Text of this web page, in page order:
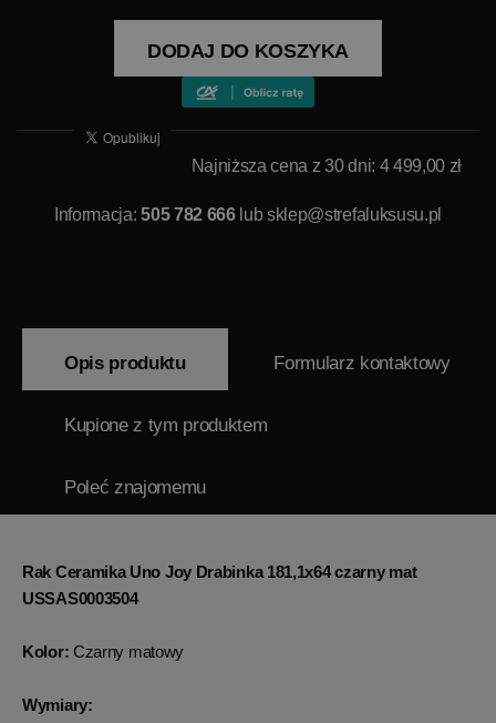
DODAJ DO KOSZYKA
Najniższa cena z 30 dni: 4 499,00 zł
Informacja:505 782 666lubsklep@strefaluksusu.pl
Opis produktu Formularz kontaktowy
Kupione z tym produktem
Poleć znajomemu
Rak Ceramika Uno Joy Drabinka 181,1x64 czarny mat
USSAS0003504
Kolor: Czarny matowy
Wymiary: